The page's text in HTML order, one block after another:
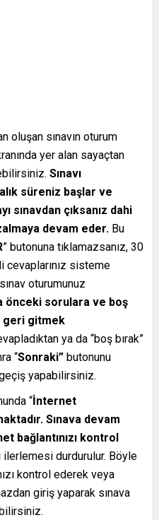
oluşan sınavın oturum
yer alan sayaçtan
Sınavı
süreniz başlar ve
sınavdan çıksanız dahi
devam eder. Bu
” butonuna tıklamazsanız, 30
cevaplarınız sisteme
oturumunuz
önceki sorulara ve boş
geri gitmek
ya da “boş bırak”
“Sonraki” butonunu
yapabilirsiniz.
“İnternet
Sınava devam
bağlantınızı kontrol
ilerlemesi durdurulur. Böyle
kontrol ederek veya
giriş yaparak sınava